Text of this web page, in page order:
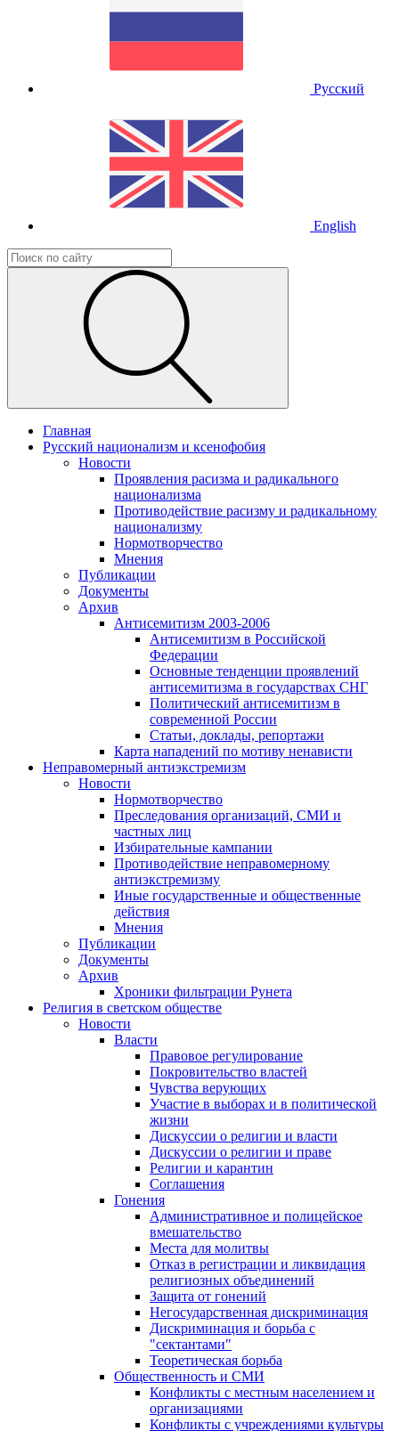
Русский
English
Главная
Русский национализм и ксенофобия
Новости
Проявления расизма и радикального
национализма
Противодействие расизму и радикальному
национализму
Нормотворчество
Мнения
Публикации
Документы
Архив
Антисемитизм 2003-2006
Антисемитизм в Российской
Федерации
Основные тенденции проявлений
антисемитизма в государствах СНГ
Политический антисемитизм в
современной России
Статьи, доклады, репортажи
Карта нападений по мотиву ненависти
Неправомерный антиэкстремизм
Новости
Нормотворчество
Преследования организаций, СМИ и
частных лиц
Избирательные кампании
Противодействие неправомерному
антиэкстремизму
Иные государственные и общественные
действия
Мнения
Публикации
Документы
Архив
Хроники фильтрации Рунета
Религия в светском обществе
Новости
Власти
Правовое регулирование
Покровительство властей
Чувства верующих
Участие в выборах и в политической
жизни
Дискуссии о религии и власти
Дискуссии о религии и праве
Религии и карантин
Соглашения
Гонения
Административное и полицейское
вмешательство
Места для молитвы
Отказ в регистрации и ликвидация
религиозных объединений
Защита от гонений
Негосударственная дискриминация
Дискриминация и борьба с
"сектантами"
Теоретическая борьба
Общественность и СМИ
Конфликты с местным населением и
организациями
Конфликты с учреждениями культуры